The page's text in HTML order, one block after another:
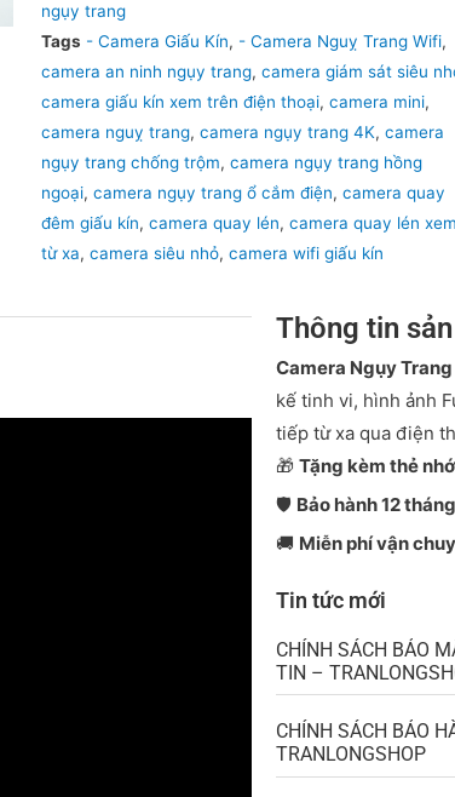
ngụy trang
Tags - Camera Giấu Kín, - Camera Nguỵ Trang Wifi,
camera an ninh ngụy trang, camera giám sát siêu
camera giấu kín xem trên điện thoại, camera mini,
camera nguỵ trang, camera ngụy trang 4K, camera
ngụy trang chống trộm, camera ngụy trang hồng
ngoại, camera ngụy trang ổ cắm điện, camera quay
đêm giấu kín, camera quay lén, camera quay lén xem
từ xa, camera siêu nhỏ, camera wifi giấu kín
Thông tin
Camera Ngụy
kế tinh vi, hình ảnh
tiếp từ xa qua điện
🎁 Tặng kèm thẻ
🛡️ Bảo hành 12 tháng
🚚 Miễn phí vận
Tin tức mới
CHÍNH SÁCH BẢO
TIN –
CHÍNH SÁCH BẢO
TRANLONGSHOP